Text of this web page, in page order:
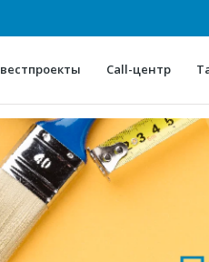
Call-центр
О проекте
Конкурентные